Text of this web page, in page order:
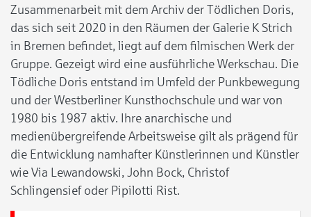
Zusammenarbeit mit dem Archiv der Tödlichen Doris,
das sich seit 2020 in den Räumen der Galerie K Strich
in Bremen befindet, liegt auf dem filmischen Werk der
Gruppe. Gezeigt wird eine ausführliche Werkschau. Die
Tödliche Doris entstand im Umfeld der Punkbewegung
und der Westberliner Kunsthochschule und war von
1980 bis 1987 aktiv. Ihre anarchische und
medienübergreifende Arbeitsweise gilt als prägend für
die Entwicklung namhafter Künstlerinnen und Künstler
wie Via Lewandowski, John Bock, Christof
Schlingensief oder Pipilotti Rist.